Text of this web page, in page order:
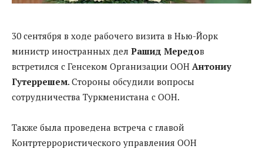
30 сентября в ходе рабочего визита в Нью-Йорк
министр иностранных дел Рашид Мередов
встретился с Генсеком Организации ООН Антониу
Гутеррешем. Стороны обсудили вопросы
сотрудничества Туркменистана с ООН.
Также была проведена встреча с главой
Контртеррористического управления ООН